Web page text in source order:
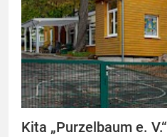
Kita „Purzelbaum e. V.“